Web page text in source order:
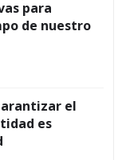
para
de nuestro
el
es